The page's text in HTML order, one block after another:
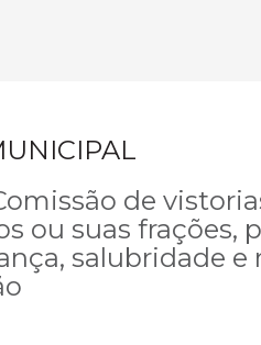
de
ou suas frações,
salubridade e